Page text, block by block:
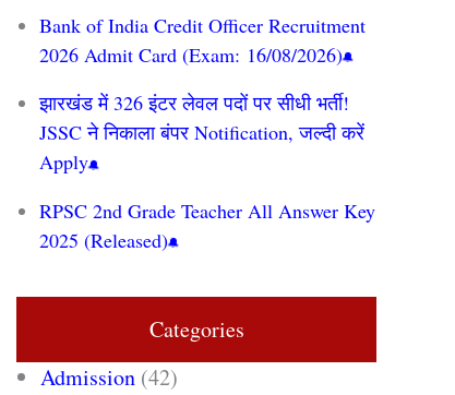
Bank of India Credit Officer Recruitment
2026 Admit Card (Exam: 16/08/2026)
झारखंड में 326 इंटर लेवल पदों पर सीधी भर्ती!
JSSC ने निकाला बंपर Notification, जल्दी करें
Apply
RPSC 2nd Grade Teacher All Answer Key
2025 (Released)
Categories
Admission (42)